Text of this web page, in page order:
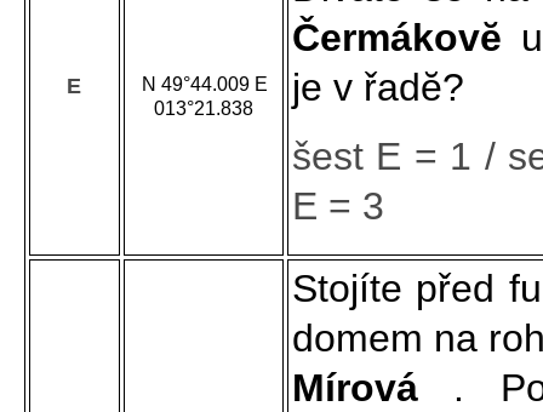
E
N 49°44.009 E
013°21.838
Čermákovĕ
je v řadĕ?
šest E = 1 /
E = 3
Stojíte před
domem na
Mírová
.